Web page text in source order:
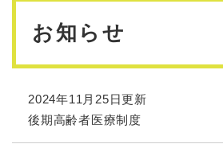
お知らせ
2024年11月25日更新
後期高齢者医療制度